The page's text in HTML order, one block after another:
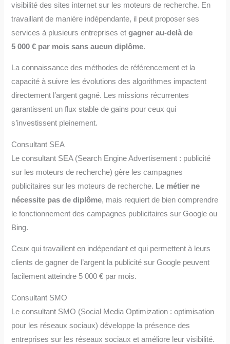
visibilité des sites internet sur les moteurs de recherche. En
travaillant de manière indépendante, il peut proposer ses
services à plusieurs entreprises etgagner au-delà de
5 000 € par mois sans aucun diplôme.
La connaissance des méthodes de référencement et la
capacité à suivre les évolutions des algorithmes impactent
directement l’argent gagné. Les missions récurrentes
garantissent un flux stable de gains pour ceux qui
s’investissent pleinement.
Consultant SEA
Le consultant SEA (Search Engine Advertisement : publicité
sur les moteurs de recherche) gère les campagnes
publicitaires sur les moteurs de recherche. Le métier ne
nécessite pas de diplôme, mais requiert de bien comprendre
le fonctionnement des campagnes publicitaires sur Google ou
Bing.
Ceux qui travaillent en indépendant et qui permettent à leurs
clients de gagner de l’argent la publicité sur Google peuvent
facilement atteindre 5 000 € par mois.
Consultant SMO
Le consultant SMO (Social Media Optimization : optimisation
pour les réseaux sociaux) développe la présence des
entreprises sur les réseaux sociaux et améliore leur visibilité.